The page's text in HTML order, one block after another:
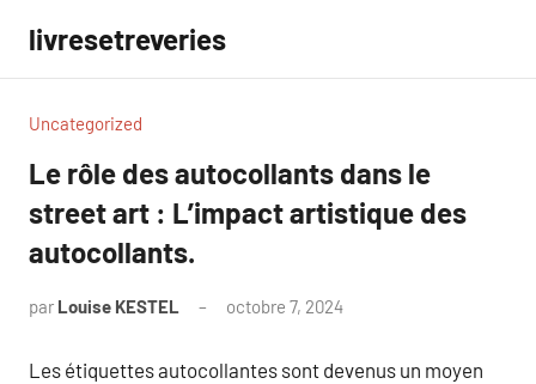
contenu
livresetreveries
Uncategorized
Le rôle des autocollants dans le
street art : L’impact artistique des
autocollants.
par Louise KESTEL octobre 7, 2024
Les étiquettes autocollantes sont devenus un moyen